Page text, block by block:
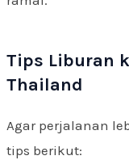
Tips Liburan
Thailand
Agar perjalanan
tips berikut: